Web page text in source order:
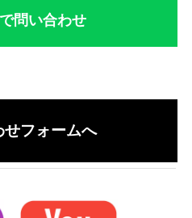
問い合わせ
せフォームへ